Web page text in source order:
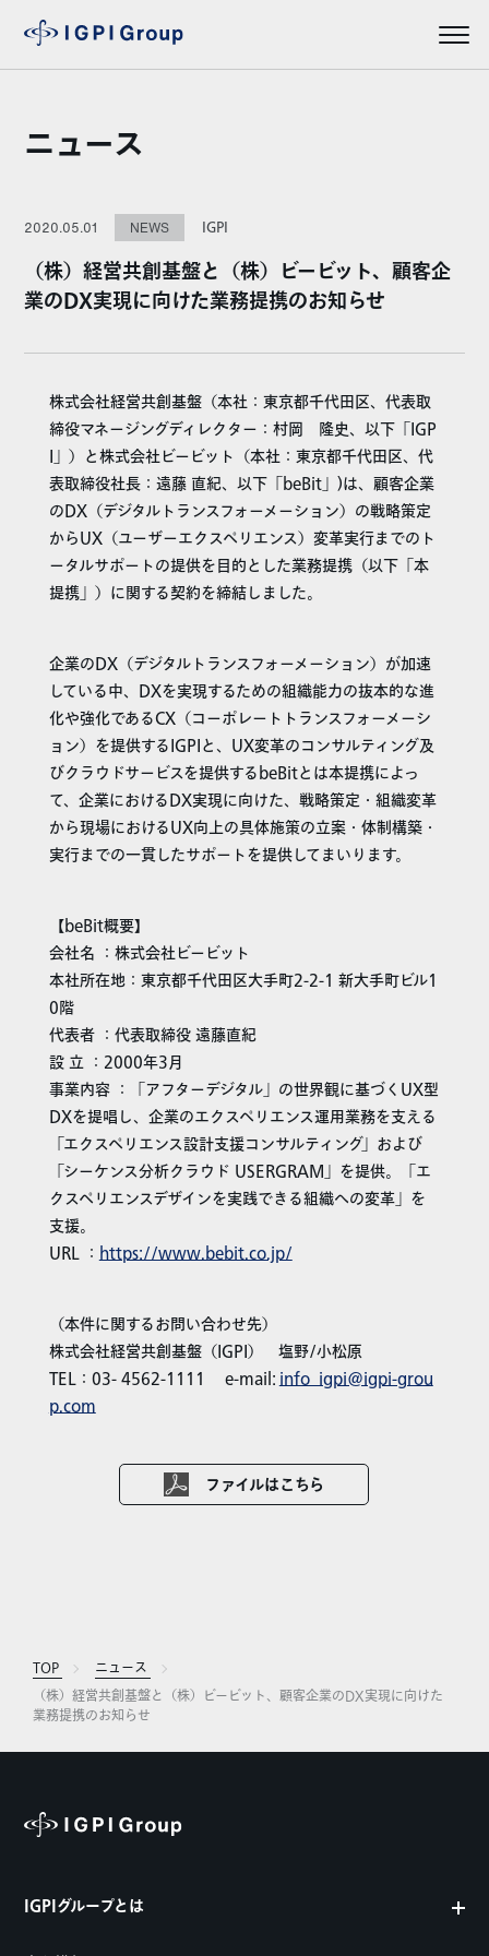
ニュース
2020.05.01 NEWS IGPI
（株）経営共創基盤と（株）ビービット、顧客企
業のDX実現に向けた業務提携のお知らせ
株式会社経営共創基盤（本社：東京都千代田区、代表取
締役マネージングディレクター：村岡 隆史、以下「IGP
I」）と株式会社ビービット（本社：東京都千代田区、代
表取締役社長：遠藤 直紀、以下「beBit」)は、顧客企業
のDX（デジタルトランスフォーメーション）の戦略策定
からUX（ユーザーエクスペリエンス）変革実行までのト
ータルサポートの提供を目的とした業務提携（以下「本
提携」）に関する契約を締結しました。
企業のDX（デジタルトランスフォーメーション）が加速
している中、DXを実現するための組織能力の抜本的な進
化や強化であるCX（コーポレートトランスフォーメーシ
ョン）を提供するIGPIと、UX変革のコンサルティング及
びクラウドサービスを提供するbeBitとは本提携によっ
て、企業におけるDX実現に向けた、戦略策定・組織変革
から現場におけるUX向上の具体施策の立案・体制構築・
実行までの一貫したサポートを提供してまいります。
【beBit概要】
会社名 ：株式会社ビービット
本社所在地：東京都千代田区大手町2-2-1 新大手町ビル1
0階
代表者 ：代表取締役 遠藤直紀
設 立 ：2000年3月
事業内容 ：「アフターデジタル」の世界観に基づくUX型
DXを提唱し、企業のエクスペリエンス運用業務を支える
「エクスペリエンス設計支援コンサルティング」および
「シーケンス分析クラウド USERGRAM」を提供。「エ
クスペリエンスデザインを実践できる組織への変革」を
支援。
URL ： https://www.bebit.co.jp/
（本件に関するお問い合わせ先）
株式会社経営共創基盤（IGPI） 塩野/小松原
TEL：03- 4562-1111 e-mail: info_igpi@igpi-grou
p.com
ファイルはこちら
TOP
ニュース
（株）経営共創基盤と（株）ビービット、顧客企業のDX実現に向けた
業務提携のお知らせ
IGPIグループとは